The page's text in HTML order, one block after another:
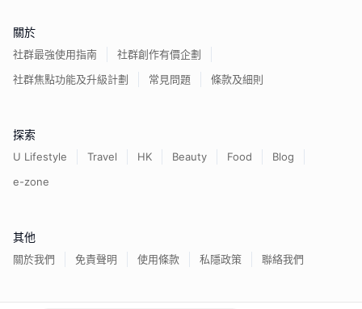
關於
社群最強使用指南
社群創作有價企劃
社群焦點功能及升級計劃
常見問題 條款及細則
探索
U Lifestyle Travel HK Beauty Food
Blog
e-zone
其他
關於我們 免責聲明 使用條款 私隱政策 聯絡我們